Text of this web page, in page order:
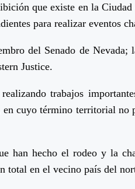
que existe en la
para realizar eventos
del Senado de
Justice.
trabajos
cuyo término territorial
han hecho el rodeo y la
total en el vecino país del